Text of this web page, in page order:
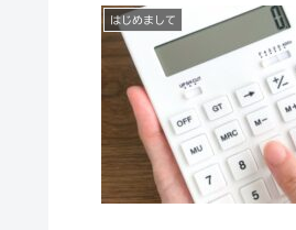
はじめまして